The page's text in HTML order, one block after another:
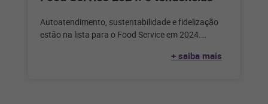
Autoatendimento, sustentabilidade e fidelização
estão na lista para o Food Service em 2024.
+ saiba mais